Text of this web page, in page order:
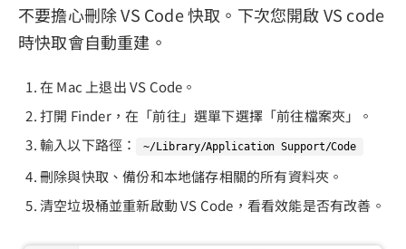
不要擔心刪除 VS Code 快取。下次您開啟 VS code
時快取會自動重建。
在 Mac 上退出 VS Code。
打開 Finder，在「前往」選單下選擇「前往檔案夾」。
輸入以下路徑：
~/Library/Application Support/Code
刪除與快取、備份和本地儲存相關的所有資料夾。
清空垃圾桶並重新啟動 VS Code，看看效能是否有改善。